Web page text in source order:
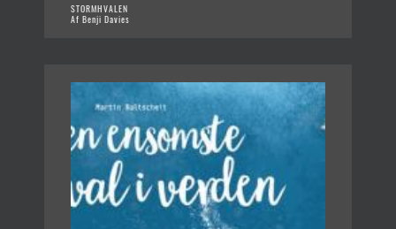
STORMHVALEN
Af Benji Davies